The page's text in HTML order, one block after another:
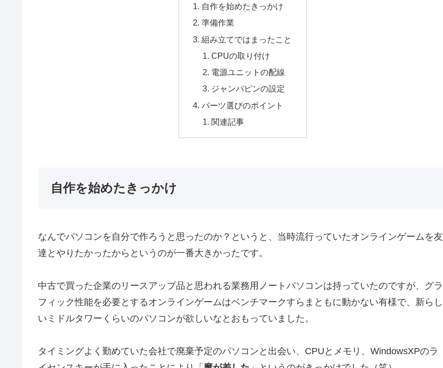
自作を始めたきっかけ
準備作業
組み立てではまったこと
CPUの取り付け
電源ユニットの配線
ジャンパピンの設定
パーツ選びのポイント
関連記事
自作を始めたきっかけ
なんでパソコンを自分で作ろうと思ったのか？というと、当時流行っていたオンラインゲームを友
達とやりたかったからというのが一番大きかったです。
中古で買った企業のリースアップ品と思われる業務用ノートパソコンは持っていたのですが、グラ
フィック性能を必要とするオンラインゲームはベンチマークすらまともに動かない有様で、新らし
いミドルタワーくらいのパソコンが欲しいなとおもっていました。
タイミングよく勤めていた会社で廃棄予定のパソコンと出会い、CPUとメモリ、WindowsXPのラ